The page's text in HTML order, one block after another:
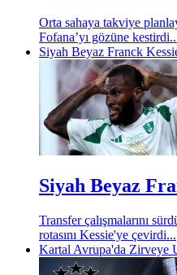
Orta sahaya takviye
Fofana’yı gözüne
Siyah Beyaz Franck
Siyah Beyaz
Transfer çalışmalarını
rotasını Kessie'ye çevirdi...
Kartal Avrupa'da Zirveye